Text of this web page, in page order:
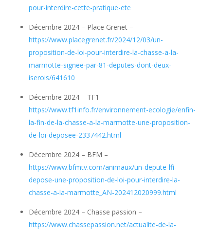
pour-interdire-cette-pratique-ete
Décembre 2024 – Place Grenet –
https://www.placegrenet.fr/2024/12/03/un-
proposition-de-loi-pour-interdire-la-chasse-a-la-
marmotte-signee-par-81-deputes-dont-deux-
iserois/641610
Décembre 2024 – TF1 –
https://www.tf1info.fr/environnement-ecologie/enfin-
la-fin-de-la-chasse-a-la-marmotte-une-proposition-
de-loi-deposee-2337442.html
Décembre 2024 – BFM –
https://www.bfmtv.com/animaux/un-depute-lfi-
depose-une-proposition-de-loi-pour-interdire-la-
chasse-a-la-marmotte_AN-202412020999.html
Décembre 2024 – Chasse passion –
https://www.chassepassion.net/actualite-de-la-